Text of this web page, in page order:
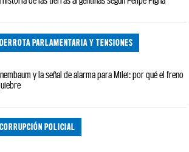
DERROTA PARLAMENTARIA Y TENSIONES
y la señal de alarma para Milei: por qué el freno
CORRUPCIÓN POLICIAL